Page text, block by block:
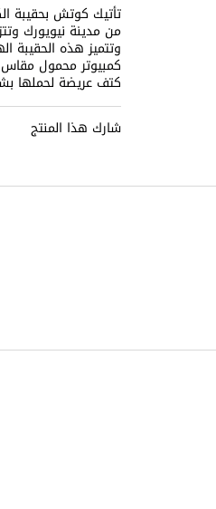
تأتيك كوتش بحقيبة
من مدينة نيويورك
وتتميز هذه الحقيبة
كتف عريضة لحملها
شارك هذا المنتج